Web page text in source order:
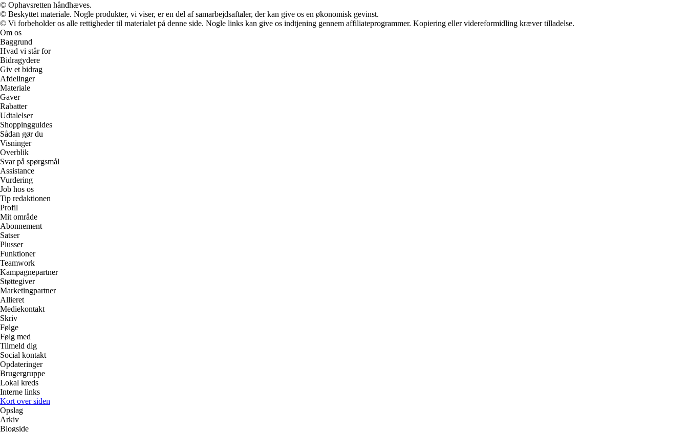
© Ophavsretten håndhæves.
© Beskyttet materiale. Nogle produkter, vi viser, er en del af samarbejdsaftaler, der kan give os en økonomisk gevinst.
© Vi forbeholder os alle rettigheder til materialet på denne side. Nogle links kan give os indtjening gennem affiliateprogrammer. Kopiering eller videreformidling kræver tilladelse.
Om os
Baggrund
Hvad vi står for
Bidragydere
Giv et bidrag
Afdelinger
Materiale
Gaver
Rabatter
Udtalelser
Shoppingguides
Sådan gør du
Visninger
Overblik
Svar på spørgsmål
Assistance
Vurdering
Job hos os
Tip redaktionen
Profil
Mit område
Abonnement
Satser
Plusser
Funktioner
Teamwork
Kampagnepartner
Støttegiver
Marketingpartner
Allieret
Mediekontakt
Skriv
Følge
Følg med
Tilmeld dig
Social kontakt
Opdateringer
Brugergruppe
Lokal kreds
Interne links
Kort over siden
Opslag
Arkiv
Blogside